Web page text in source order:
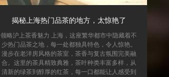
揭秘上海热门品茶的地方，太惊艳了
领略沪上茶香魅力 上海，这座繁华都市中隐藏着不
少热门品茶之地，每一处都独具特色，令人惊艳。
漫步在老洋房风格的茶室，茶香与复古氛围完美融
合。这里的茶具精致典雅，茶叶种类丰富多样，从
清新的绿茶到醇厚的红茶，每一口都能让人感受到